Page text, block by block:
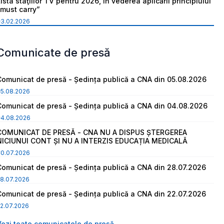
carry”
de presă
de presă - Ședința publică a CNA din 05.08.2026
de presă - Ședința publică a CNA din 04.08.2026
DE PRESĂ - CNA NU A DISPUS ȘTERGEREA
CONT ȘI NU A INTERZIS EDUCAȚIA MEDICALĂ
de presă - Ședința publică a CNA din 28.07.2026
de presă - Ședința publică a CNA din 22.07.2026